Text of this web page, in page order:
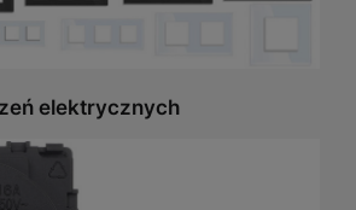
elektrycznych